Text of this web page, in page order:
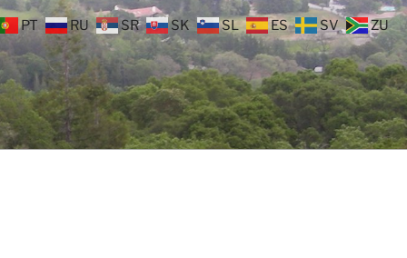
PT RU SR SK SL ES SV ZU